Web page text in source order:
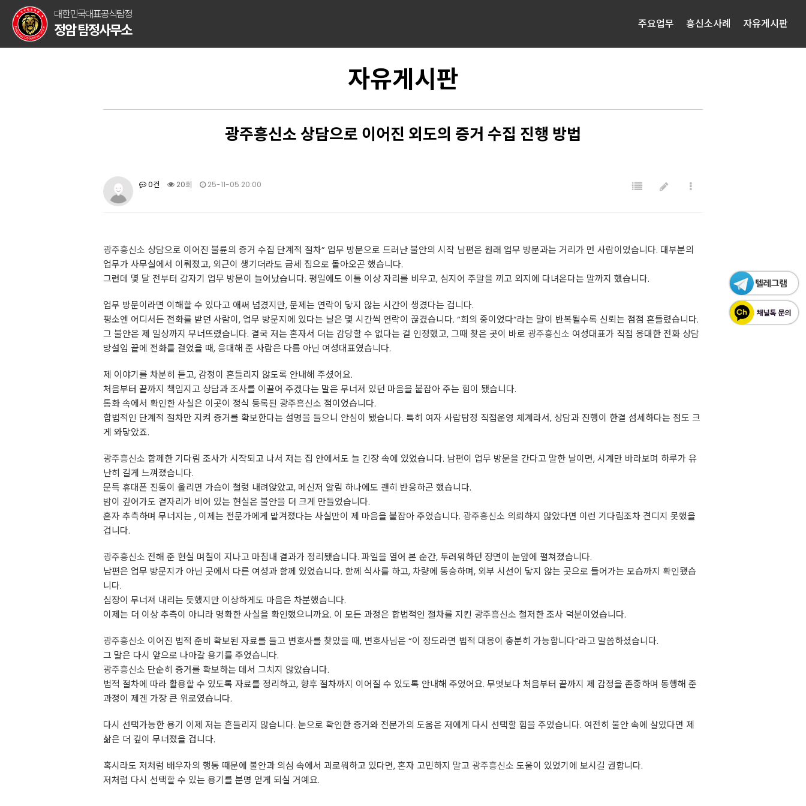
대한민국대표공식탐정
정암 탐정사무소 주요업무 흥신소사례 자유게시판
자유게시판
광주흥신소 상담으로 이어진 외도의 증거 수집 진행 방법
0건 20회 25-11-05 20:00
광주흥신소 상담으로 이어진 불륜의 증거 수집 단계적 절차” 업무 방문으로 드러난 불안의 시작 남편은 원래 업무 방문과는 거리가 먼 사람이었습니다. 대부분의
업무가 사무실에서 이뤄졌고, 외근이 생기더라도 금세 집으로 돌아오곤 했습니다.
그런데 몇 달 전부터 갑자기 업무 방문이 늘어났습니다. 평일에도 이틀 이상 자리를 비우고, 심지어 주말을 끼고 외지에 다녀온다는 말까지 했습니다.
업무 방문이라면 이해할 수 있다고 애써 넘겼지만, 문제는 연락이 닿지 않는 시간이 생겼다는 겁니다.
평소엔 어디서든 전화를 받던 사람이, 업무 방문지에 있다는 날은 몇 시간씩 연락이 끊겼습니다. “회의 중이었다”라는 말이 반복될수록 신뢰는 점점 흔들렸습니다.
그 불안은 제 일상까지 무너뜨렸습니다. 결국 저는 혼자서 더는 감당할 수 없다는 걸 인정했고, 그때 찾은 곳이 바로 광주흥신소 여성대표가 직접 응대한 전화 상담
망설임 끝에 전화를 걸었을 때, 응대해 준 사람은 다름 아닌 여성대표였습니다.
제 이야기를 차분히 듣고, 감정이 흔들리지 않도록 안내해 주셨어요.
처음부터 끝까지 책임지고 상담과 조사를 이끌어 주겠다는 말은 무너져 있던 마음을 붙잡아 주는 힘이 됐습니다.
통화 속에서 확인한 사실은 이곳이 정식 등록된 광주흥신소 점이었습니다.
합법적인 단계적 절차만 지켜 증거를 확보한다는 설명을 들으니 안심이 됐습니다. 특히 여자 사랍탐정 직접운영 체계라서, 상담과 진행이 한결 섬세하다는 점도 크
게 와닿았죠.
광주흥신소 함께한 기다림 조사가 시작되고 나서 저는 집 안에서도 늘 긴장 속에 있었습니다. 남편이 업무 방문을 간다고 말한 날이면, 시계만 바라보며 하루가 유
난히 길게 느껴졌습니다.
문득 휴대폰 진동이 울리면 가슴이 철렁 내려앉았고, 메신저 알림 하나에도 괜히 반응하곤 했습니다.
밤이 깊어가도 곁자리가 비어 있는 현실은 불안을 더 크게 만들었습니다.
혼자 추측하며 무너지는 , 이제는 전문가에게 맡겨졌다는 사실만이 제 마음을 붙잡아 주었습니다. 광주흥신소 의뢰하지 않았다면 이런 기다림조차 견디지 못했을
겁니다.
광주흥신소 전해 준 현실 며칠이 지나고 마침내 결과가 정리됐습니다. 파일을 열어 본 순간, 두려워하던 장면이 눈앞에 펼쳐졌습니다.
남편은 업무 방문지가 아닌 곳에서 다른 여성과 함께 있었습니다. 함께 식사를 하고, 차량에 동승하며, 외부 시선이 닿지 않는 곳으로 들어가는 모습까지 확인됐습
니다.
심장이 무너져 내리는 듯했지만 이상하게도 마음은 차분했습니다.
이제는 더 이상 추측이 아니라 명확한 사실을 확인했으니까요. 이 모든 과정은 합법적인 절차를 지킨 광주흥신소 철저한 조사 덕분이었습니다.
광주흥신소 이어진 법적 준비 확보된 자료를 들고 변호사를 찾았을 때, 변호사님은 “이 정도라면 법적 대응이 충분히 가능합니다”라고 말씀하셨습니다.
그 말은 다시 앞으로 나아갈 용기를 주었습니다.
광주흥신소 단순히 증거를 확보하는 데서 그치지 않았습니다.
법적 절차에 따라 활용할 수 있도록 자료를 정리하고, 향후 절차까지 이어질 수 있도록 안내해 주었어요. 무엇보다 처음부터 끝까지 제 감정을 존중하며 동행해 준
과정이 제겐 가장 큰 위로였습니다.
다시 선택가능한 용기 이제 저는 흔들리지 않습니다. 눈으로 확인한 증거와 전문가의 도움은 저에게 다시 선택할 힘을 주었습니다. 여전히 불안 속에 살았다면 제
삶은 더 깊이 무너졌을 겁니다.
혹시라도 저처럼 배우자의 행동 때문에 불안과 의심 속에서 괴로워하고 있다면, 혼자 고민하지 말고 광주흥신소 도움이 있었기에 보시길 권합니다.
저처럼 다시 선택할 수 있는 용기를 분명 얻게 되실 거예요.